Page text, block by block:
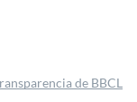
de BBCL